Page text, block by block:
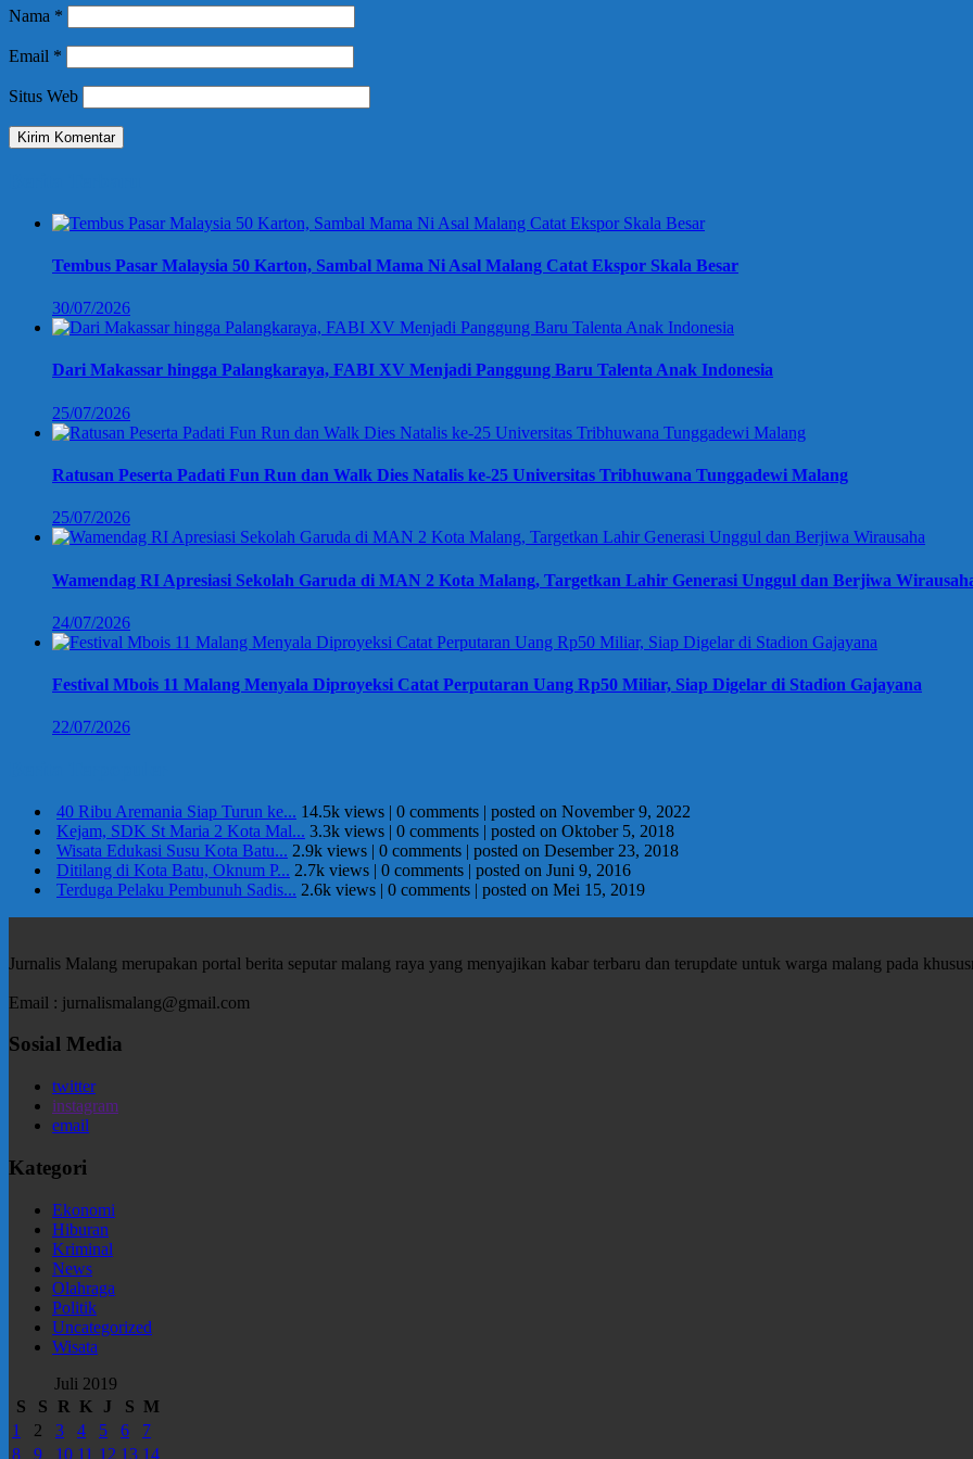
Nama *
Email *
Situs Web
Tembus Pasar Malaysia 50 Karton, Sambal Mama Ni Asal Malang Catat Ekspor Skala Besar
30/07/2026
Dari Makassar hingga Palangkaraya, FABI XV Menjadi Panggung Baru Talenta Anak Indonesia
25/07/2026
Ratusan Peserta Padati Fun Run dan Walk Dies Natalis ke-25 Universitas Tribhuwana Tunggadewi Malang
25/07/2026
Wamendag RI Apresiasi Sekolah Garuda di MAN 2 Kota Malang, Targetkan Lahir Generasi Unggul dan Berjiwa
24/07/2026
Festival Mbois 11 Malang Menyala Diproyeksi Catat Perputaran Uang Rp50 Miliar, Siap Digelar di Stadion Gajayana
22/07/2026
40 Ribu Aremania Siap Turun ke... 14.5k views | 0 comments | posted on November 9, 2022
Kejam, SDK St Maria 2 Kota Mal... 3.3k views | 0 comments | posted on Oktober 5, 2018
Wisata Edukasi Susu Kota Batu... 2.9k views | 0 comments | posted on Desember 23, 2018
Ditilang di Kota Batu, Oknum P... 2.7k views | 0 comments | posted on Juni 9, 2016
Terduga Pelaku Pembunuh Sadis... 2.6k views | 0 comments | posted on Mei 15, 2019
Jurnalis Malang merupakan portal berita seputar malang raya yang menyajikan kabar terbaru dan terupdate untuk warga malang pada
Email : jurnalismalang@gmail.com
Sosial Media
twitter
instagram
email
Kategori
Ekonomi
Hiburan
Kriminal
News
Olahraga
Politik
Uncategorized
Wisata
Juli 2019
S
S R K J S M
1
2 3 4 5 6
7
8
9 10 11 12 13 14